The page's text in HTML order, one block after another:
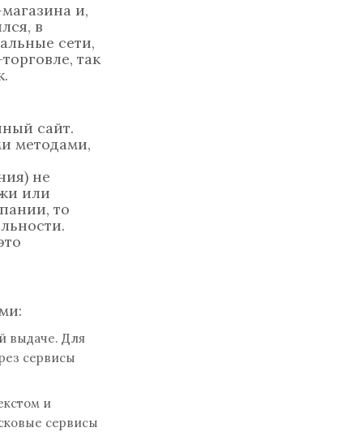
и,
в
сети,
так
сайт.
методами,
не
или
то
выдаче. Для
сервисы
и
сервисы